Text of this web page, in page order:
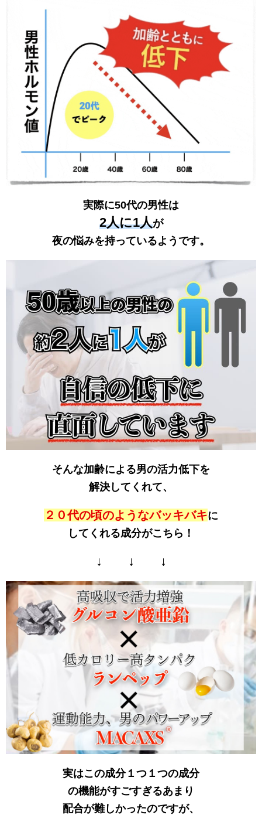
実際に50代の男性は
2人に1人が
夜の悩みを持っているようです。
そんな加齢による男の活力低下を
解決してくれて、
２０代の頃のようなバッキバキに
してくれる成分がこちら！
↓ ↓ ↓
実はこの成分１つ１つの成分
の機能がすごすぎるあまり
配合が難しかったのですが、